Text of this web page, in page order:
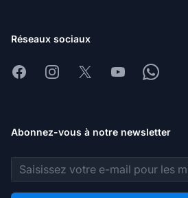
Réseaux sociaux
FacebookInstagram
X YoutubeWhatsapp
Abonnez-vous à notre newsletter
Adresse e-mail